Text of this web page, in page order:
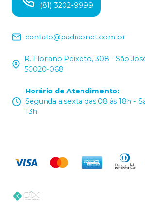
(81) 3202-9999
contato@padraonet.com.br
R. Floriano Peixoto, 308 - São
50020-068
Horário de Atendimento:
Segunda a sexta das 08 às 18h -
13h